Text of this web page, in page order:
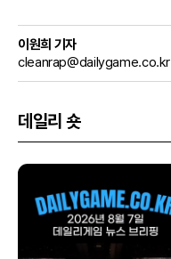
이원희 기자
cleanrap@dailygame.co.kr
데일리 숏